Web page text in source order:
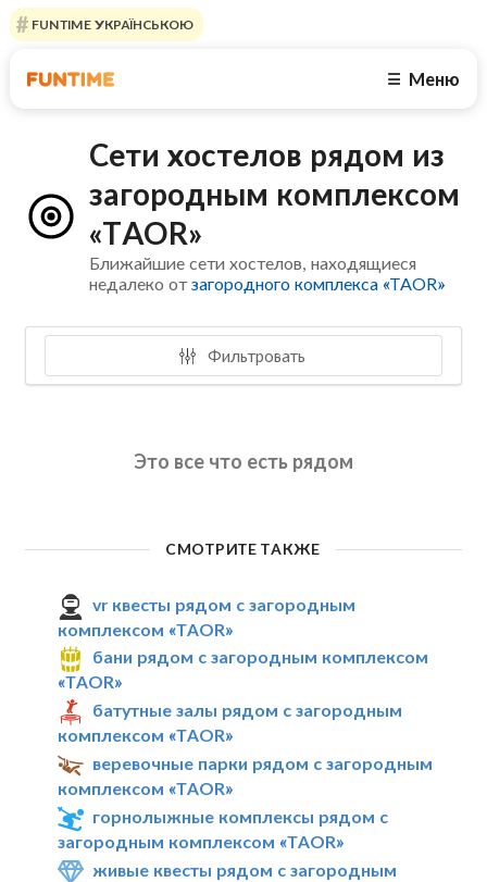
FUNTIME УКРАЇНСЬКОЮ
☰ Меню
Сети хостелов рядом из
загородным комплексом
«TAOR»
Ближайшие сети хостелов, находящиеся
недалеко отзагородного комплекса «TAOR»
Фильтровать
Это все что есть рядом
СМОТРИТЕ ТАКЖЕ
vr квесты рядом с загородным
комплексом «TAOR»
бани рядом с загородным комплексом
«TAOR»
батутные залы рядом с загородным
комплексом «TAOR»
веревочные парки рядом с загородным
комплексом «TAOR»
горнолыжные комплексы рядом с
загородным комплексом «TAOR»
живые квесты рядом с загородным